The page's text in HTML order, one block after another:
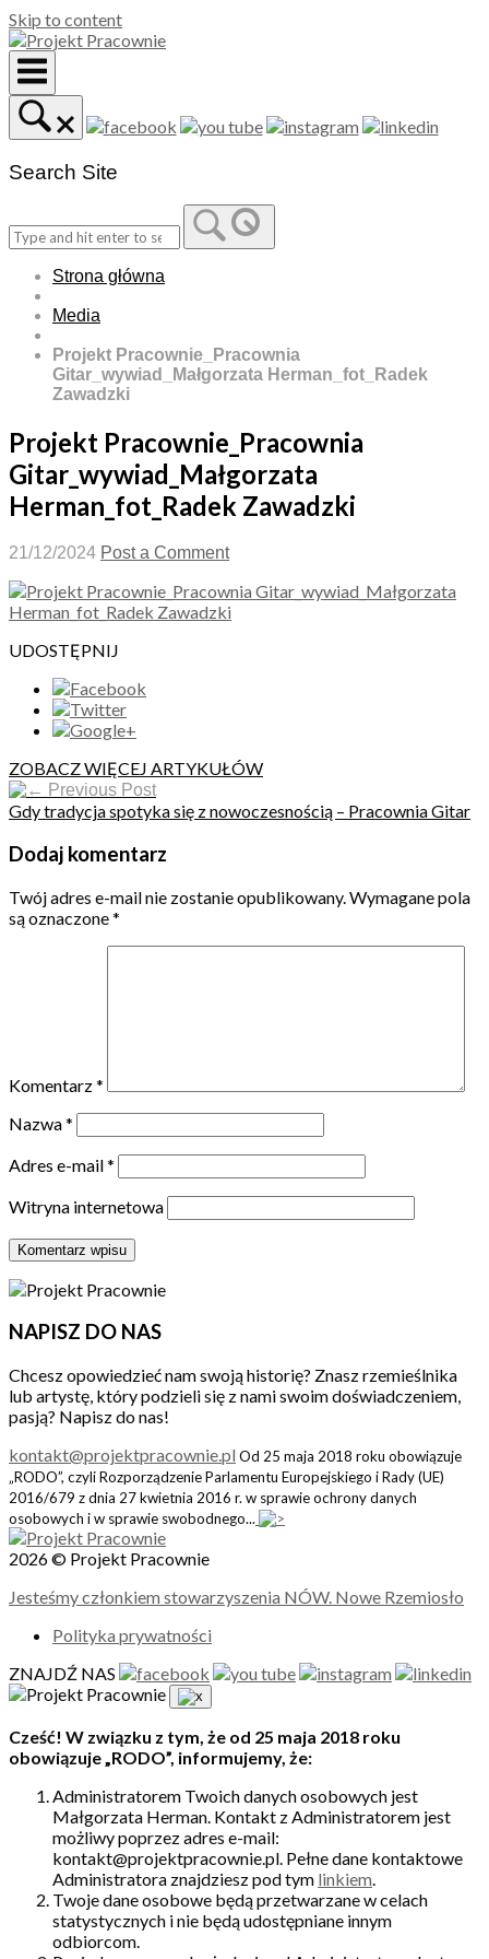
Skip to content
Search Site
Strona główna
Media
Projekt Pracownie_Pracownia
Gitar_wywiad_Małgorzata Herman_fot_Radek
Zawadzki
Projekt Pracownie_Pracownia
Gitar_wywiad_Małgorzata
Herman_fot_Radek Zawadzki
21/12/2024 Post a Comment
UDOSTĘPNIJ
ZOBACZ WIĘCEJ ARTYKUŁÓW
Previous Post
Gdy tradycja spotyka się z nowoczesnością – Pracownia Gitar
Dodaj komentarz
Twój adres e-mail nie zostanie opublikowany. Wymagane pola
są oznaczone*
Komentarz*
Nazwa*
Adres e-mail*
Witryna internetowa
NAPISZ DO NAS
Chcesz opowiedzieć nam swoją historię? Znasz rzemieślnika
lub artystę, który podzieli się z nami swoim doświadczeniem,
pasją? Napisz do nas!
kontakt@projektpracownie.pl Od 25 maja 2018 roku obowiązuje
„RODO”, czyli Rozporządzenie Parlamentu Europejskiego i Rady (UE)
2016/679 z dnia 27 kwietnia 2016 r. w sprawie ochrony danych
osobowych i w sprawie swobodnego...
2026 © Projekt Pracownie
Jesteśmy członkiem stowarzyszenia NÓW. Nowe Rzemiosło
Polityka prywatności
ZNAJDŹ NAS
Cześć! W związku z tym, że od 25 maja 2018 roku
obowiązuje „RODO”, informujemy, że:
Administratorem Twoich danych osobowych jest
Małgorzata Herman. Kontakt z Administratorem jest
możliwy poprzez adres e-mail:
kontakt@projektpracownie.pl. Pełne dane kontaktowe
Administratora znajdziesz pod tym linkiem.
Twoje dane osobowe będą przetwarzane w celach
statystycznych i nie będą udostępniane innym
odbiorcom.